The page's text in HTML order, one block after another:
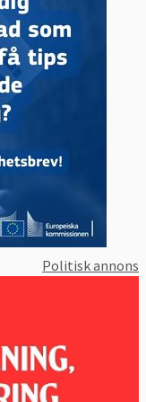
Politisk annons